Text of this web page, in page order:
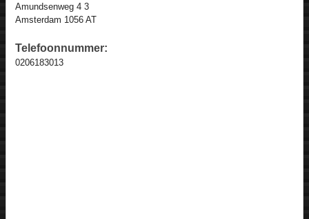
Amundsenweg 4 3
Amsterdam 1056 AT
Telefoonnummer:
0206183013